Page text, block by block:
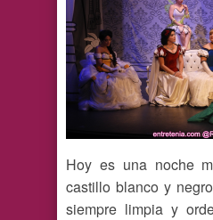
Hoy es una noche
castillo blanco y
siempre limpia y